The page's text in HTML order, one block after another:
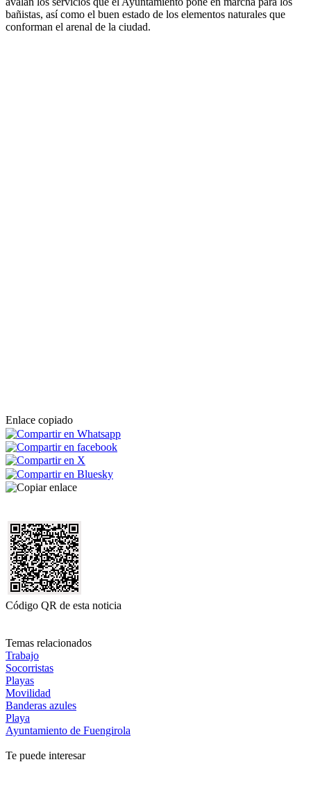
bañistas, así como el buen estado de los elementos naturales que
conforman el arenal de la ciudad.
Enlace copiado
Código QR de esta noticia
Temas relacionados
Trabajo
Socorristas
Playas
Movilidad
Banderas azules
Playa
Ayuntamiento de Fuengirola
Te puede interesar